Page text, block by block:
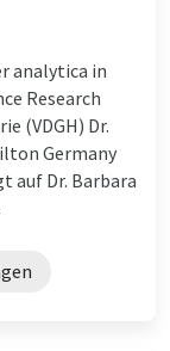
analytica in
Research
(VDGH) Dr.
Germany
auf Dr. Barbara